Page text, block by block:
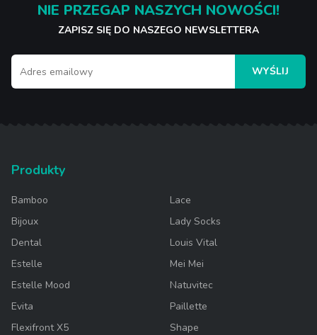
NIE PRZEGAP NASZYCH NOWOŚCI!
ZAPISZ SIĘ DO NASZEGO NEWSLETTERA
WYŚLIJ
Produkty
Bamboo
Bijoux
Dental
Estelle
Estelle Mood
Evita
Flexifront X5
Lace
Lady Socks
Louis Vital
Mei Mei
Natuvitec
Paillette
Shape